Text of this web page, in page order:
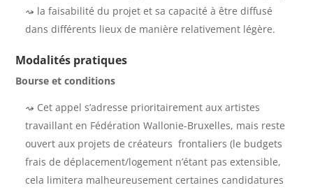
la faisabilité du projet et sa capacité à être diffusé
dans différents lieux de manière relativement légère.
Modalités pratiques
Bourse et conditions
Cet appel s’adresse prioritairement aux artistes
travaillant en Fédération Wallonie-Bruxelles, mais reste
ouvert aux projets de créateurs frontaliers (le budgets
frais de déplacement/logement n’étant pas extensible,
cela limitera malheureusement certaines candidatures